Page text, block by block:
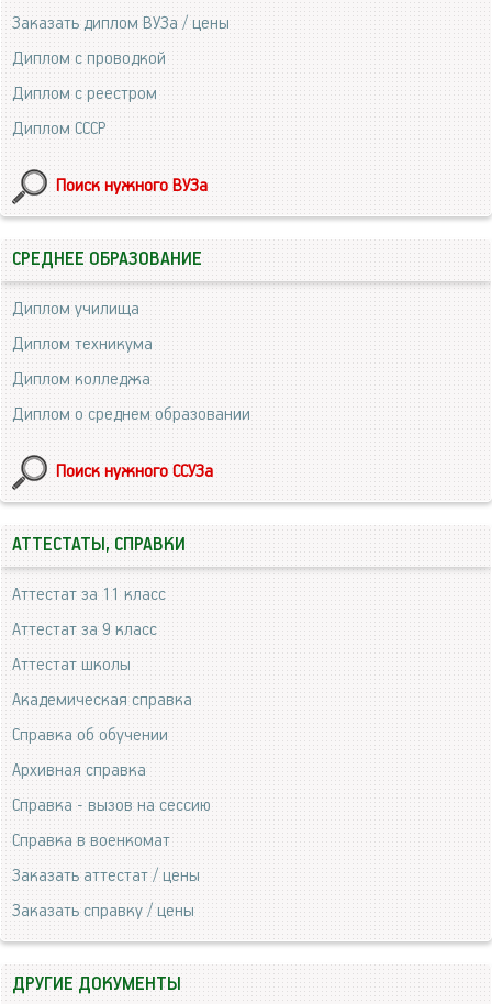
Заказать диплом ВУЗа / цены
Диплом с проводкой
Диплом с реестром
Диплом СССР
Поиск нужного ВУЗа
СРЕДНЕЕ ОБРАЗОВАНИЕ
Диплом училища
Диплом техникума
Диплом колледжа
Диплом о среднем образовании
Поиск нужного ССУЗа
АТТЕСТАТЫ, СПРАВКИ
Аттестат за 11 класс
Аттестат за 9 класс
Аттестат школы
Академическая справка
Справка об обучении
Архивная справка
Справка - вызов на сессию
Справка в военкомат
Заказать аттестат / цены
Заказать справку / цены
ДРУГИЕ ДОКУМЕНТЫ